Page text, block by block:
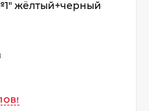
жёлтый+черный